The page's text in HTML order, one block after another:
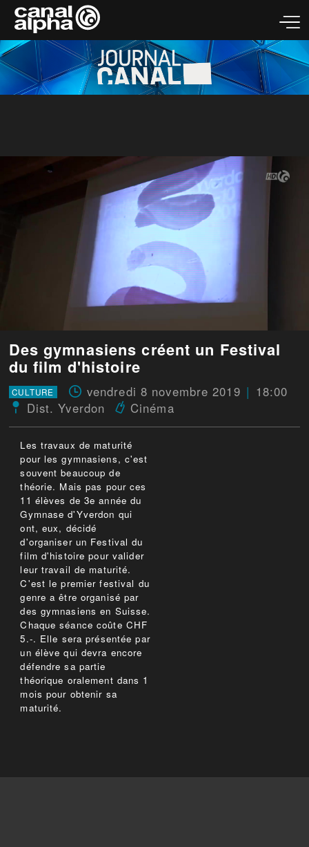
Des gymnasiens créent un Festival
du film d'histoire
CULTURE vendredi 8 novembre 2019
18:00
Dist. Yverdon
Cinéma
Les travaux de maturité
pour les gymnasiens, c'est
souvent beaucoup de
théorie. Mais pas pour ces
11 élèves de 3e année du
Gymnase d'Yverdon qui
ont, eux, décidé
d'organiser un Festival du
film d'histoire pour valider
leur travail de maturité.
C'est le premier festival du
genre a être organisé par
des gymnasiens en Suisse.
Chaque séance coûte CHF
5.-. Elle sera présentée par
un élève qui devra encore
défendre sa partie
théorique oralement dans 1
mois pour obtenir sa
maturité.